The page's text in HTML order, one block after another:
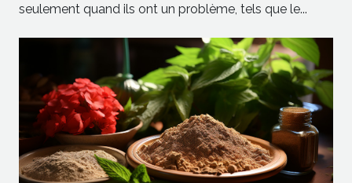
seulement quand ils ont un problème, tels que le...